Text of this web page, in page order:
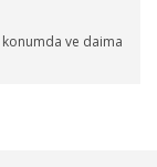
ve daima